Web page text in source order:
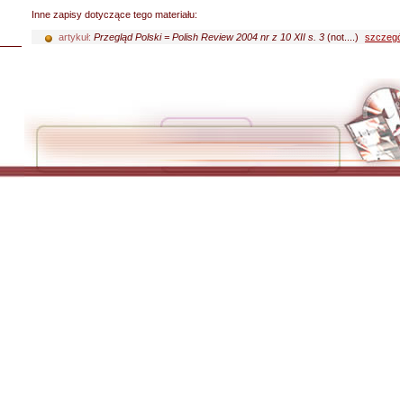
Inne zapisy dotyczące tego materiału:
artykuł: Przegląd Polski = Polish Review 2004 nr z 10 XII s. 3 (not....)